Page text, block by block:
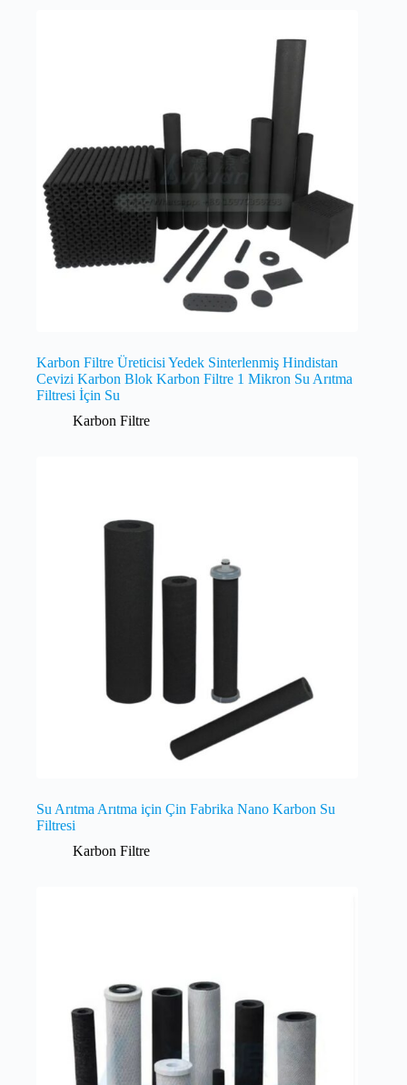
Karbon Filtre Üreticisi Yedek Sinterlenmiş Hindistan
Cevizi Karbon Blok Karbon Filtre 1 Mikron Su Arıtma
Filtresi İçin Su
Karbon Filtre
Su Arıtma Arıtma için Çin Fabrika Nano Karbon Su
Filtresi
Karbon Filtre